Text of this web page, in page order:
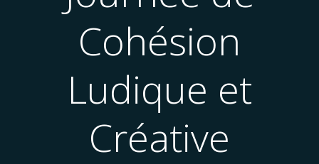
Cohésion
Ludique et
Créative